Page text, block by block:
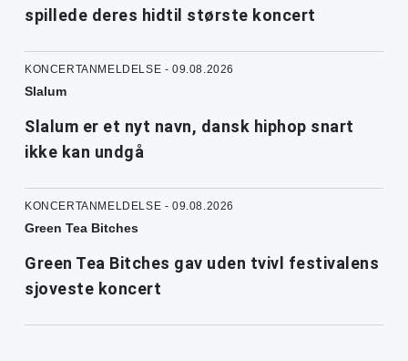
spillede deres hidtil største koncert
KONCERTANMELDELSE - 09.08.2026
Slalum
Slalum er et nyt navn, dansk hiphop snart
ikke kan undgå
KONCERTANMELDELSE - 09.08.2026
Green Tea Bitches
Green Tea Bitches gav uden tvivl festivalens
sjoveste koncert